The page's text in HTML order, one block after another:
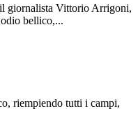
giornalista Vittorio Arrigoni,
bellico,...
riempiendo tutti i campi,